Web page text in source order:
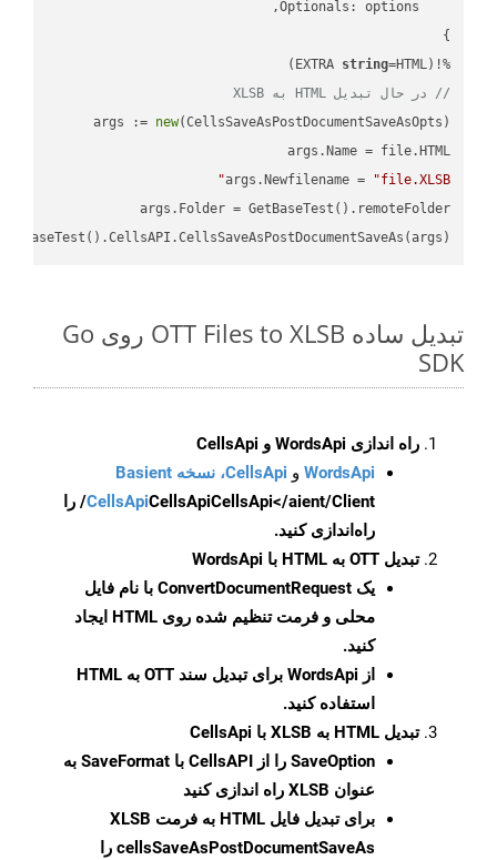
%!(EXTRA
string=HTML)
// در حال تبدیل HTML به XLSB
args := new
args.Newfilename =
"file.XLSB"
تبدیل ساده OTT Files to XLSB روی Go
SDK
راه اندازی WordsApi و CellsApi
WordsApi و CellsApi، نسخه Basient
CellsApiCellsApi
CellsApi</aient/Client/ را
راه‌اندازی کنید.
تبدیل OTT به HTML با WordsApi
یک ConvertDocumentRequest با نام فایل
محلی و فرمت تنظیم شده روی HTML ایجاد
کنید.
از WordsApi برای تبدیل سند OTT به HTML
استفاده کنید.
تبدیل HTML به XLSB با CellsApi
SaveOption
را از CellsAPI با SaveFormat به
عنوان XLSB راه اندازی کنید
برای تبدیل فایل HTML به فرمت
XLSB
cellsSaveAsPostDocumentSaveAs را